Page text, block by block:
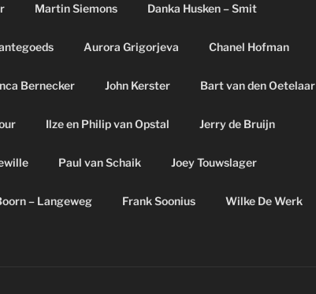
Martin Siemons Danka Husken – Smit
Aurora Grigorjeva Chanel Hofman
Bernecker John Kerster Bart van den Oetelaar
Ilze en Philip van Opstal Jerry de Bruijn
Paul van Schaik Joey Touwslager
– Langeweg Frank Soonius Wilke De Werk